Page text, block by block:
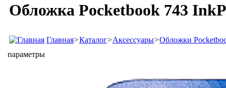
Обложка Pocketbook 743
Главная>Каталог>Аксессуары>Обложки
параметры